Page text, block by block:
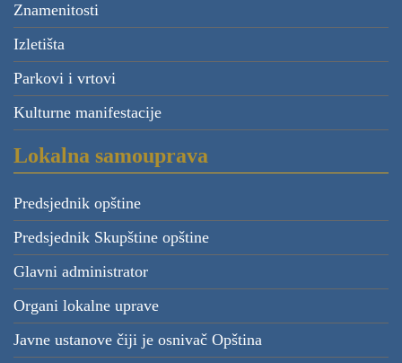
Znamenitosti
Izletišta
Parkovi i vrtovi
Kulturne manifestacije
Lokalna samouprava
Predsjednik opštine
Predsjednik Skupštine opštine
Glavni administrator
Organi lokalne uprave
Javne ustanove čiji je osnivač Opština